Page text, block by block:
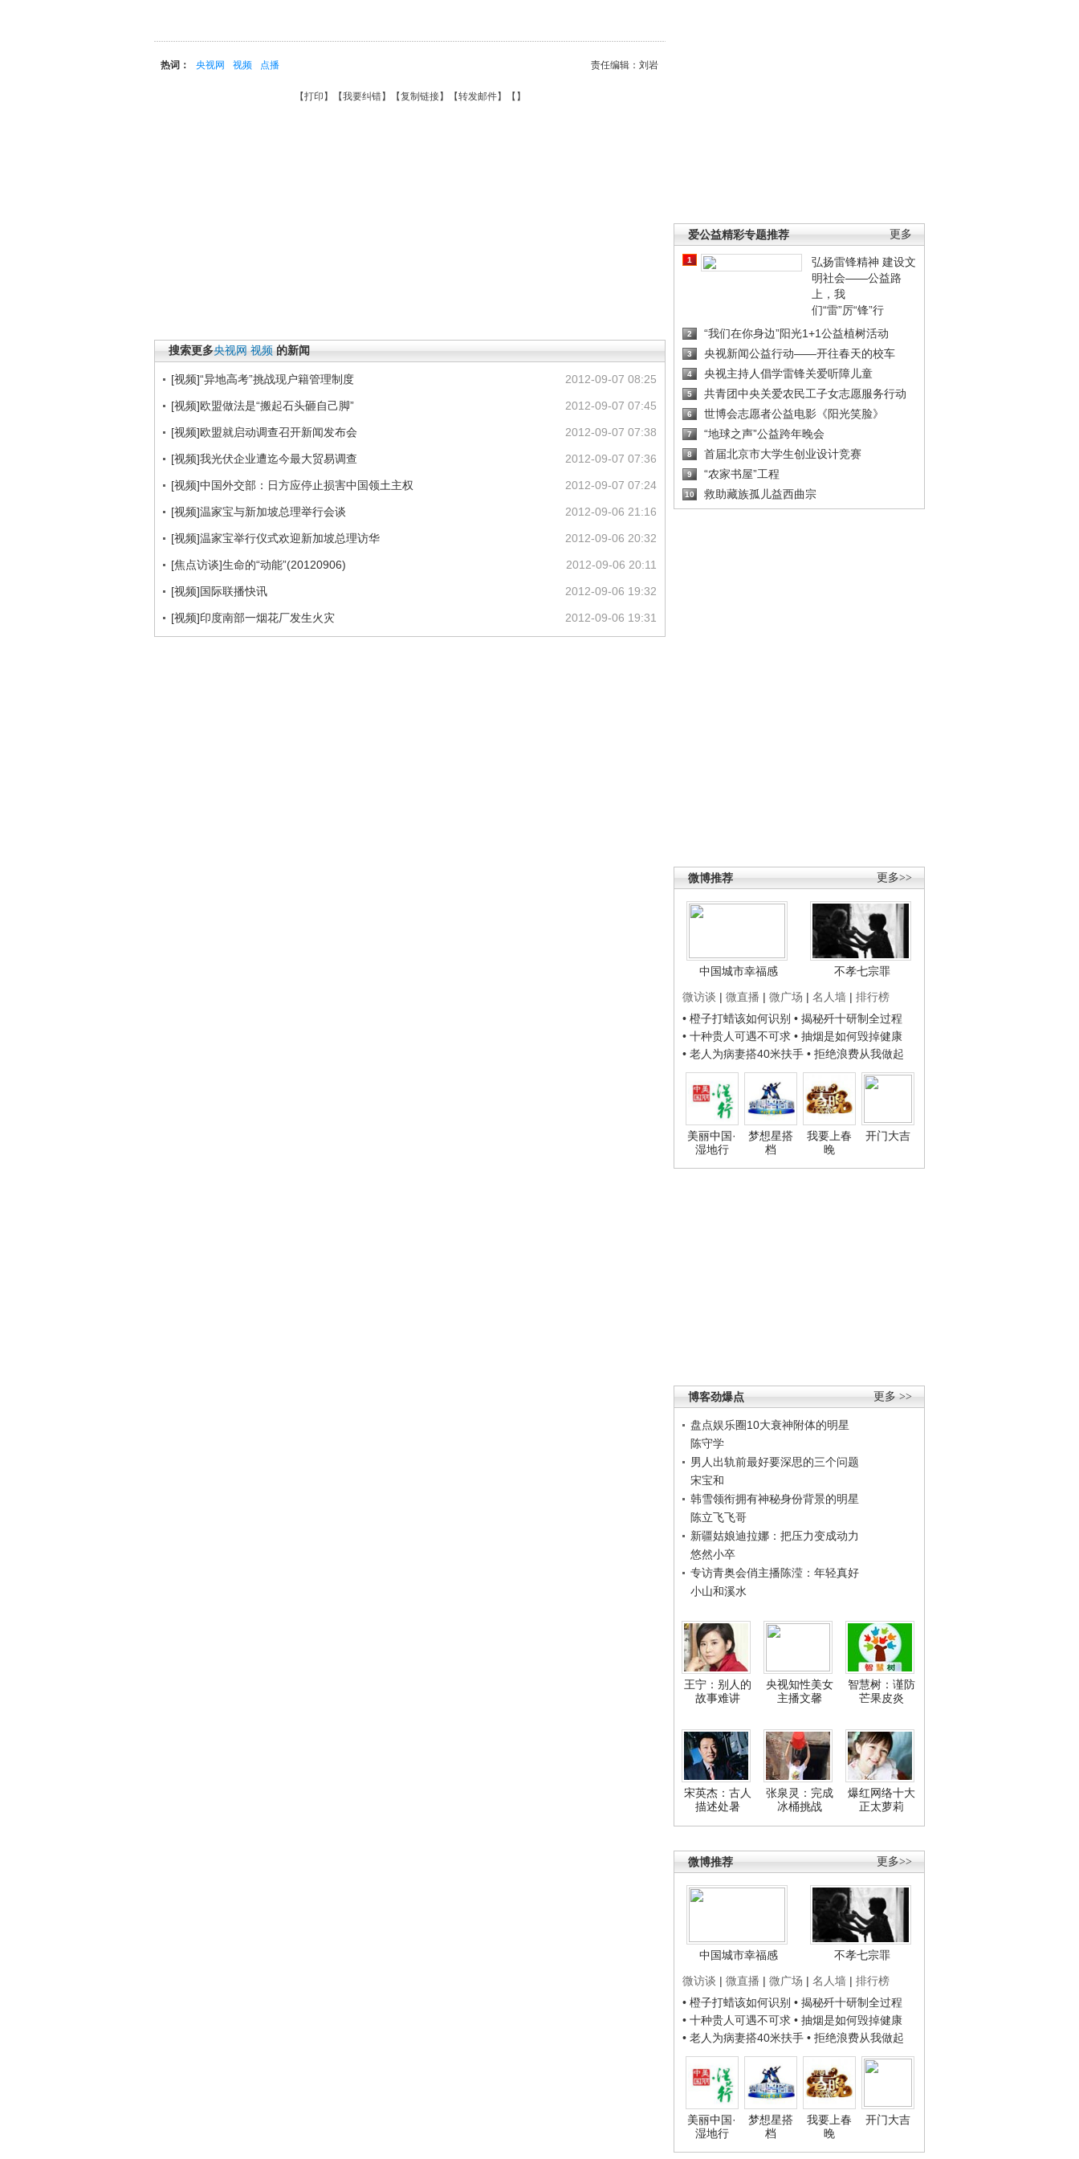
更多
爱公益精彩专题推荐
1
弘扬雷锋精神 建设文
明社会——公益路
上，我
们“雷”厉“锋”行
2 “我们在你身边”阳光1+1公益植树活动
3 央视新闻公益行动——开往春天的校车
4 央视主持人倡学雷锋关爱听障儿童
5 共青团中央关爱农民工子女志愿服务行动
6 世博会志愿者公益电影《阳光笑脸》
7 “地球之声”公益跨年晚会
8 首届北京市大学生创业设计竞赛
9 “农家书屋”工程
10 救助藏族孤儿益西曲宗
更多>>
微博推荐
中国城市幸福感
不孝七宗罪
微访谈 | 微直播 | 微广场 | 名人墙 | 排行榜
• 橙子打蜡该如何识别 • 揭秘歼十研制全过程
• 十种贵人可遇不可求 • 抽烟是如何毁掉健康
• 老人为病妻搭40米扶手 • 拒绝浪费从我做起
美丽中国·
湿地行
梦想星搭
档
我要上春
晚
开门大吉
更多 >>
博客劲爆点
盘点娱乐圈10大衰神附体的明星
陈守学
男人出轨前最好要深思的三个问题
宋宝和
韩雪领衔拥有神秘身份背景的明星
陈立飞飞哥
新疆姑娘迪拉娜：把压力变成动力
悠然小卒
专访青奥会俏主播陈滢：年轻真好
小山和溪水
王宁：别人的
故事难讲
央视知性美女
主播文馨
智慧树：谨防
芒果皮炎
宋英杰：古人
描述处暑
张泉灵：完成
冰桶挑战
爆红网络十大
正太萝莉
更多>>
微博推荐
中国城市幸福感
不孝七宗罪
微访谈 | 微直播 | 微广场 | 名人墙 | 排行榜
• 橙子打蜡该如何识别 • 揭秘歼十研制全过程
• 十种贵人可遇不可求 • 抽烟是如何毁掉健康
• 老人为病妻搭40米扶手 • 拒绝浪费从我做起
美丽中国·
湿地行
梦想星搭
档
我要上春
晚
开门大吉
责任编辑：刘岩
热词： 央视网 视频 点播
【打印 】【我要纠错】【复制链接】【转发邮件】【 】
搜索更多央视网 视频 的新闻
2012-09-07 08:25
[视频]“异地高考”挑战现户籍管理制度
2012-09-07 07:45
[视频]欧盟做法是“搬起石头砸自己脚”
2012-09-07 07:38
[视频]欧盟就启动调查召开新闻发布会
2012-09-07 07:36
[视频]我光伏企业遭迄今最大贸易调查
2012-09-07 07:24
[视频]中国外交部：日方应停止损害中国领土主权
2012-09-06 21:16
[视频]温家宝与新加坡总理举行会谈
2012-09-06 20:32
[视频]温家宝举行仪式欢迎新加坡总理访华
2012-09-06 20:11
[焦点访谈]生命的“动能”(20120906)
2012-09-06 19:32
[视频]国际联播快讯
2012-09-06 19:31
[视频]印度南部一烟花厂发生火灾